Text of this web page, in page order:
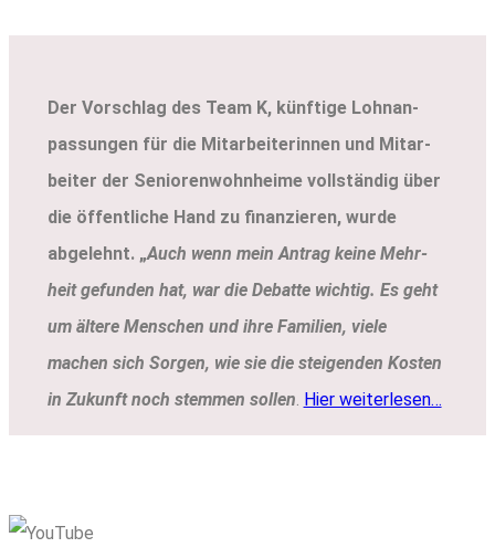
Der Vor­schlag des Team K, künf­ti­ge Lohn­an­
pas­sun­gen für die Mit­ar­bei­te­rin­nen und Mit­ar­
bei­ter der Senio­ren­wohn­hei­me voll­stän­dig über
die öffent­li­che Hand zu finan­zie­ren, wur­de
abge­lehnt. „Auch wenn mein Antrag kei­ne Mehr­
heit gefun­den hat, war die Debat­te wich­tig. Es geht
um älte­re Men­schen und ihre Fami­li­en, vie­le
machen sich Sor­gen, wie sie die stei­gen­den Kos­ten
in Zukunft noch stem­men sol­len. Hier wei­ter­le­sen…